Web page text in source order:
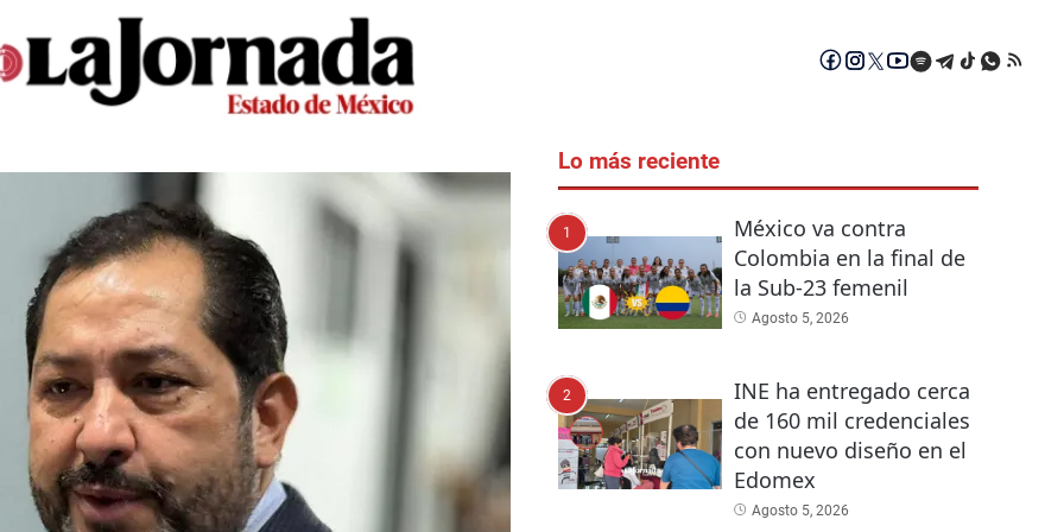
Lo más reciente
1
México va contra
Colombia en la final de
la Sub-23 femenil
Agosto 5, 2026
2
INE ha entregado cerca
de 160 mil credenciales
con nuevo diseño en el
Edomex
Agosto 5, 2026